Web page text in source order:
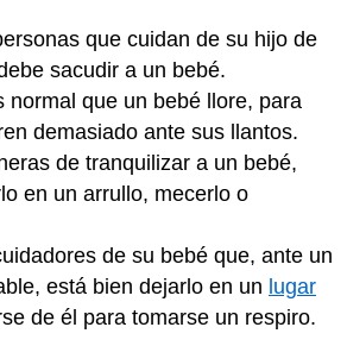
que cuidan de su hijo de
sacudir a un bebé.
normal que un bebé llore, para
demasiado ante sus llantos.
de tranquilizar a un bebé,
en un arrullo, mecerlo o
de su bebé que, ante un
está bien dejarlo en un lugar
de él para tomarse un respiro.